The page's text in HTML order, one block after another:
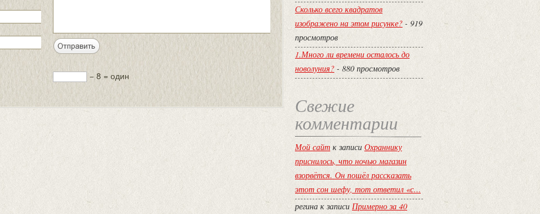
− 8 = один
Сколько всего квадратов
изображено на этом рисунке? - 919
просмотров
1.Много ли времени осталось до
новолуния? - 880 просмотров
Свежие
комментарии
Мой сайт к записи Охраннику
приснилось, что ночью магазин
взорвётся. Он пошёл рассказать
этот сон шефу, тот ответил «с…
регина к записи Примерно за 40